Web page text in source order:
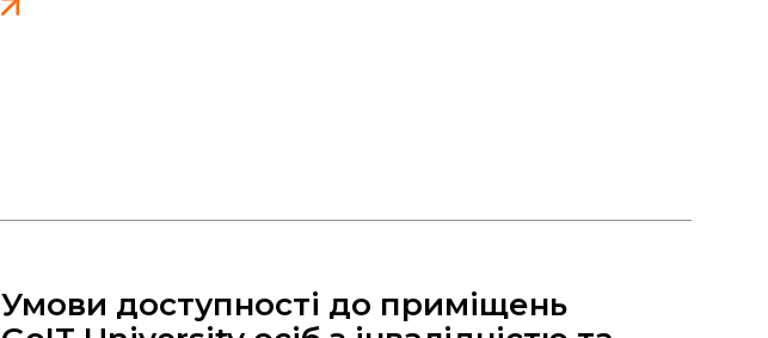
Умови доступності до приміщень